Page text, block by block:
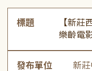
標題
【新莊
樂齡電
發布單位 新